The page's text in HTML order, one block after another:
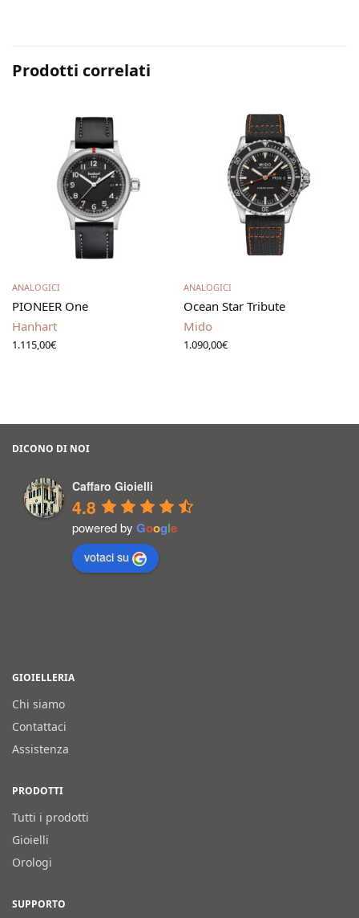
Prodotti correlati
ANALOGICI
PIONEER One
Hanhart
1.115,00€
Aggiungi al carrello
ANALOGICI
Ocean Star Tribute
Mido
1.090,00€
DICONO DI NOI
Caffaro Gioielli
4.8
powered by Google
votaci su
GIOIELLERIA
Chi siamo
Contattaci
Assistenza
PRODOTTI
Tutti i prodotti
Gioielli
Orologi
SUPPORTO